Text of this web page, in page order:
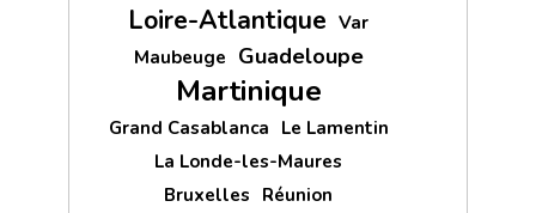
Loire-Atlantique Var
Maubeuge Guadeloupe
Martinique
Grand Casablanca Le Lamentin
La Londe-les-Maures
Bruxelles Réunion